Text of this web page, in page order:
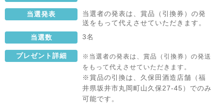
当選発表
当選者の発表は、賞品（引換券）の発
送をもって代えさせていただきます。
当選数
3名
プレゼント詳細
※当選者の発表は、賞品（引換券）の発送
をもって代えさせていただきます。
※賞品の引換は、久保田酒造店舗（福
井県坂井市丸岡町山久保27-45）でのみ
可能です。